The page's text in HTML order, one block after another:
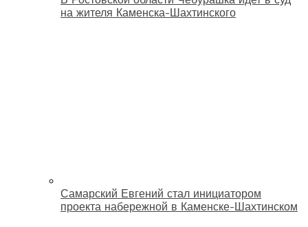
на жителя Каменска-Шахтинского
Самарский Евгений стал инициатором
проекта набережной в Каменске-Шахтинском